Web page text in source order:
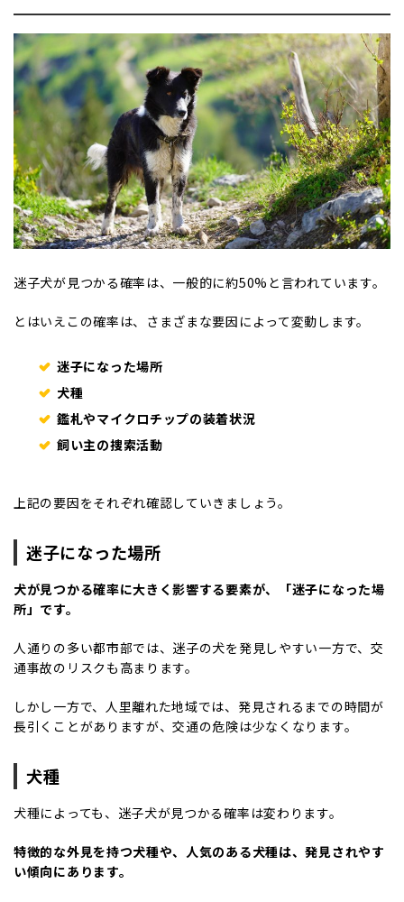
迷子犬が見つかる確率は、一般的に約50%と言われています。
とはいえこの確率は、さまざまな要因によって変動します。
迷子になった場所
犬種
鑑札やマイクロチップの装着状況
飼い主の捜索活動
上記の要因をそれぞれ確認していきましょう。
迷子になった場所
犬が見つかる確率に大きく影響する要素が、「迷子になった場
所」です。
人通りの多い都市部では、迷子の犬を発見しやすい一方で、交
通事故のリスクも高まります。
しかし一方で、人里離れた地域では、発見されるまでの時間が
長引くことがありますが、交通の危険は少なくなります。
犬種
犬種によっても、迷子犬が見つかる確率は変わります。
特徴的な外見を持つ犬種や、人気のある犬種は、発見されやす
い傾向にあります。